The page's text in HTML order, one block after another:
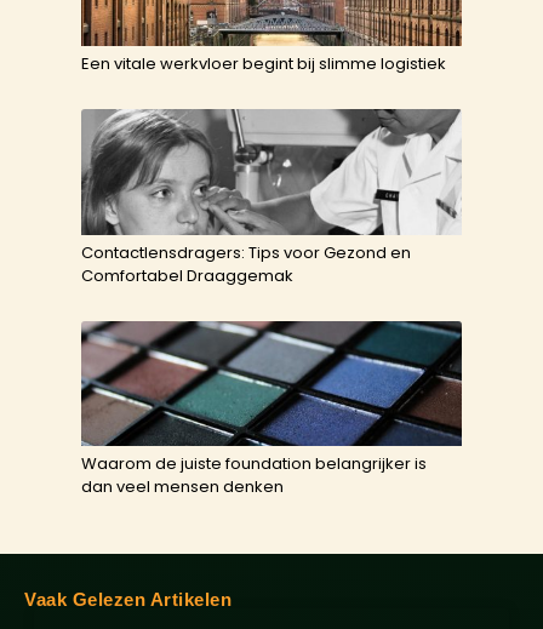
Een vitale werkvloer begint bij slimme logistiek
Contactlensdragers: Tips voor Gezond en
Comfortabel Draaggemak
Waarom de juiste foundation belangrijker is
dan veel mensen denken
Vaak Gelezen Artikelen